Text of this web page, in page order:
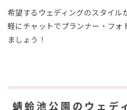
希望するウェディングのスタイル
軽にチャットでプランナー・フォ
ましょう！
蜻蛉池公園のウェデ